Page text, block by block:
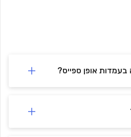
אופן ספייס?